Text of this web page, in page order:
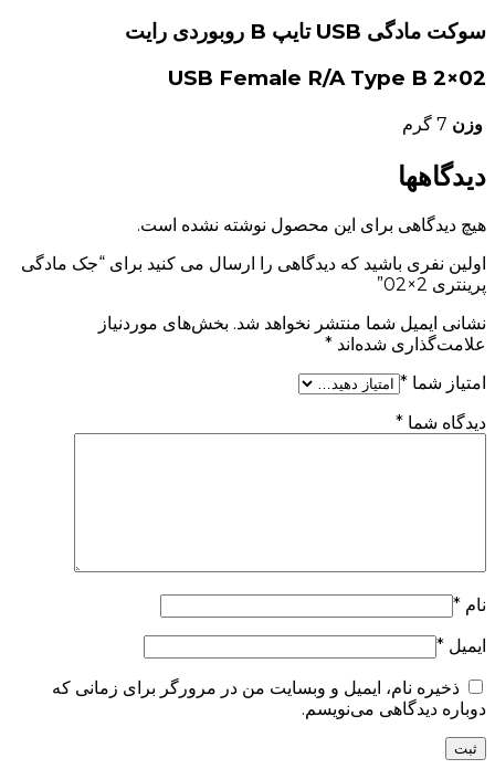
سوکت مادگی USB تایپ B روبوردی رایت
USB Female R/A Type B 2×02
وزن 7 گرم
دیدگاهها
هیچ دیدگاهی برای این محصول نوشته نشده است.
اولین نفری باشید که دیدگاهی را ارسال می کنید برای “جک مادگی
پرینتری 2×02”
نشانی ایمیل شما منتشر نخواهد شد. بخش‌های موردنیاز
علامت‌گذاری شده‌اند *
امتیاز شما *
دیدگاه شما *
نام *
ایمیل *
ذخیره نام، ایمیل و وبسایت من در مرورگر برای زمانی که
دوباره دیدگاهی می‌نویسم.